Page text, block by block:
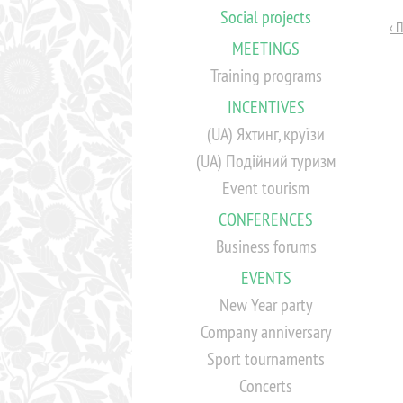
Social projects
MEETINGS
Training programs
INCENTIVES
(UA) Яхтинг, круїзи
(UA) Подійний туризм
Event tourism
CONFERENCES
Business forums
EVENTS
New Year party
Company anniversary
Sport tournaments
Concerts
‹